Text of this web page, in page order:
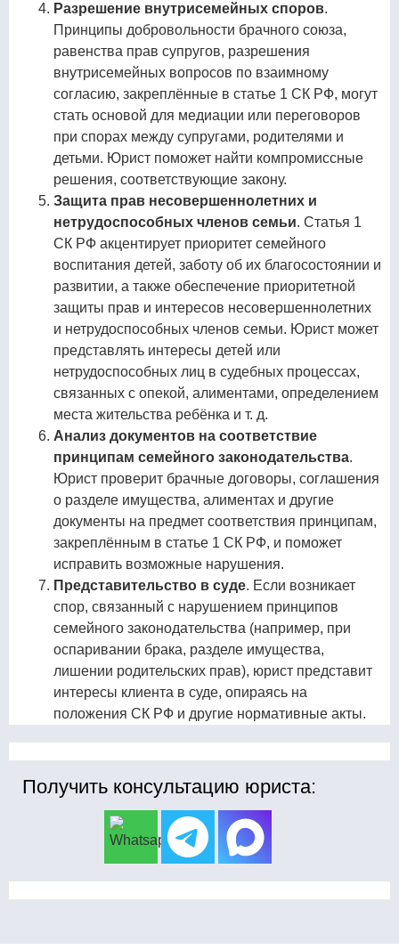
Разрешение внутрисемейных споров.
Принципы добровольности брачного союза,
равенства прав супругов, разрешения
внутрисемейных вопросов по взаимному
согласию, закреплённые в статье 1 СК РФ, могут
стать основой для медиации или переговоров
при спорах между супругами, родителями и
детьми. Юрист поможет найти компромиссные
решения, соответствующие закону.
Защита прав несовершеннолетних и
нетрудоспособных членов семьи. Статья 1
СК РФ акцентирует приоритет семейного
воспитания детей, заботу об их благосостоянии и
развитии, а также обеспечение приоритетной
защиты прав и интересов несовершеннолетних
и нетрудоспособных членов семьи. Юрист может
представлять интересы детей или
нетрудоспособных лиц в судебных процессах,
связанных с опекой, алиментами, определением
места жительства ребёнка и т. д.
Анализ документов на соответствие
принципам семейного законодательства.
Юрист проверит брачные договоры, соглашения
о разделе имущества, алиментах и другие
документы на предмет соответствия принципам,
закреплённым в статье 1 СК РФ, и поможет
исправить возможные нарушения.
Представительство в суде. Если возникает
спор, связанный с нарушением принципов
семейного законодательства (например, при
оспаривании брака, разделе имущества,
лишении родительских прав), юрист представит
интересы клиента в суде, опираясь на
положения СК РФ и другие нормативные акты.
Получить консультацию юриста: